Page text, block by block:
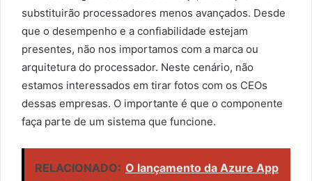
substituirão processadores menos avançados. Desde
que o desempenho e a confiabilidade estejam
presentes, não nos importamos com a marca ou
arquitetura do processador. Neste cenário, não
estamos interessados em tirar fotos com os CEOs
dessas empresas. O importante é que o componente
faça parte de um sistema que funcione.
RELACIONADO: O lançamento da Azure App